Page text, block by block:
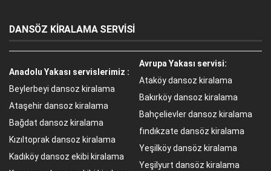
DANSÖZ KİRALAMA SERVİSİ
Anadolu Yakası servislerimiz :
Beylerbeyi dansoz kiralama
Ataşehir dansoz kiralama
Bağdat dansoz kiralama
Kızıltoprak dansoz kiralama
Kadıköy dansoz ekibi kiralama
Avrupa Yakası servisi:
Ataköy dansoz kiralama
Bakırköy dansoz kiralama
Bahçelievler dansoz kiralama
fındıkzate dansöz kiralama
Yeşilköy dansöz kiralama
Yeşilyurt dansöz kiralama